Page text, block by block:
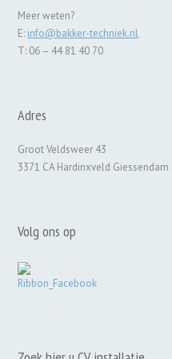
Meer weten?
E: info@bakker-techniek.nl
T: 06 – 44 81 40 70
Adres
Groot Veldsweer 43
3371 CA Hardinxveld Giessendam
Volg ons op